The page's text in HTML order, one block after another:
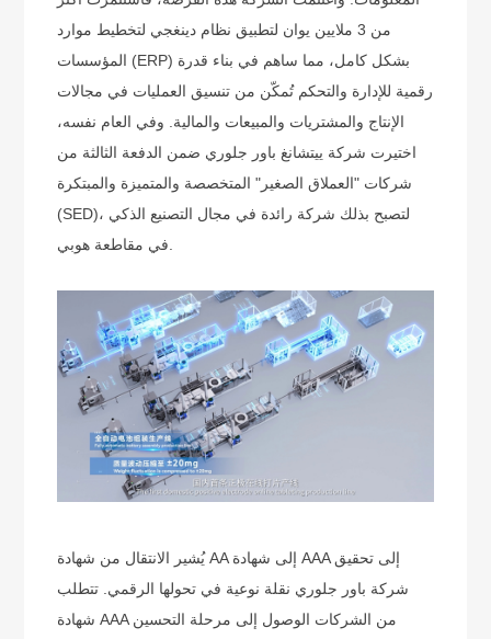
من 3 ملايين يوان لتطبيق نظام دينغجي لتخطيط موارد
المؤسسات (ERP) بشكل كامل، مما ساهم في بناء قدرة
رقمية للإدارة والتحكم تُمكّن من تنسيق العمليات في مجالات
الإنتاج والمشتريات والمبيعات والمالية. وفي العام نفسه،
اختيرت شركة ييتشانغ باور جلوري ضمن الدفعة الثالثة من
شركات "العملاق الصغير" المتخصصة والمتميزة والمبتكرة
(SED)، لتصبح بذلك شركة رائدة في مجال التصنيع الذكي
يُشير الانتقال من شهادة AA إلى شهادة AAA إلى تحقيق
شركة باور جلوري نقلة نوعية في تحولها الرقمي. تتطلب
شهادة AAA من الشركات الوصول إلى مرحلة التحسين